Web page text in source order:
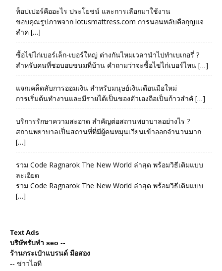
ท็อปเปอร์คืออะไร ประโยชน์ และการเลือกมาใช้งาน
ขอบคุณรูปภาพจาก lotusmattress.com การนอนหลับคือกุญแจ
สำค […]
ซื้อไข่ไก่เบอร์เล็ก-เบอร์ใหญ่ ต่างกันไหมเวลานำไปทำเบเกอรี่ ?
สำหรับคนที่ชอบอบขนมที่บ้าน คำถามว่าจะซื้อไข่ไก่เบอร์ไหน […]
แจกเคล็ดลับการออมเงิน สำหรับมนุษย์เงินเดือนมือใหม่
การเริ่มต้นทำงานและมีรายได้เป็นของตัวเองถือเป็นก้าวสำคั […]
บริการรักษาความสะอาด สำคัญต่อสถานพยาบาลอย่างไร ?
สถานพยาบาลเป็นสถานที่ที่มีผู้คนหมุนเวียนเข้าออกจำนวนมาก
[…]
รวม Code Ragnarok The New World ล่าสุด พร้อมวิธีเติมแบบ
ละเอียด
รวม Code Ragnarok The New World ล่าสุด พร้อมวิธีเติมแบบ
[…]
Text Ads
บริษัทรับทำ seo --
ร้านกระเป๋าแบรนด์ มือสอง
-- ข่าวไอที